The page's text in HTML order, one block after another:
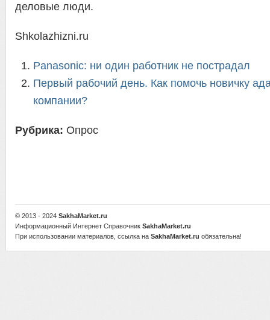
деловые люди.
Shkolazhizni.ru
Panasonic: ни один работник не пострадал
Первый рабочий день. Как помочь новичку
компании?
Рубрика: Опрос
© 2013 - 2024 SakhaMarket.ru
Информационный Интернет Справочник SakhaMarket.ru
При использовании материалов, ссылка на SakhaMarket.ru обязательна!